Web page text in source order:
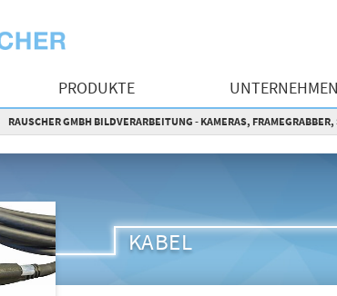
PRODUKTE UNTERNEHMEN
RAUSCHER GMBH BILDVERARBEITUNG - KAMERAS,
KABEL